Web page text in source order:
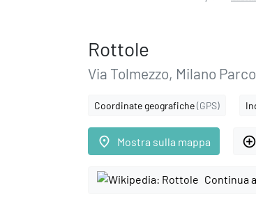
Rottole
Via Tolmezzo, Milano
Coordinate geografiche(GPS)
place Mostra sulla mappa add_circle_outline
Continua